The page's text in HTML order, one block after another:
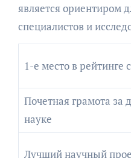
является ориентиром
специалистов и
1-е место в рейтинге
Почетная грамота за
науке
Лучший научный